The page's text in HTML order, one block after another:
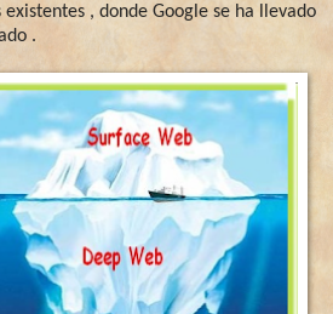
, donde Google se ha llevado
.